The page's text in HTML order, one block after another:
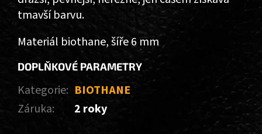
tmavší barvu.
Materiál biothane, šíře 6 mm
DOPLŇKOVÉ PARAMETRY
Kategorie: BIOTHANE
Záruka: 2 roky